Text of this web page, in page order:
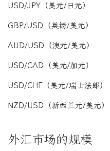
USD/JPY（美元/日元）
GBP/USD（英镑/美元）
AUD/USD（澳元/美元）
USD/CAD（美元/加元）
USD/CHF（美元/瑞士法郎）
NZD/USD（新西兰元/美元）
外汇市场的规模